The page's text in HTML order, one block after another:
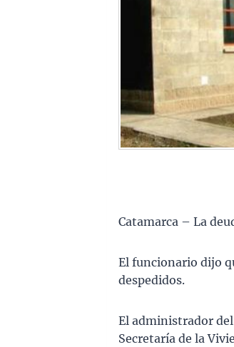
Catamarca – La
El funcionario dijo
despedidos.
El administrador del
Secretaría de la